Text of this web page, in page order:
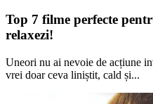
Top 7 filme perfecte
relaxezi!
Uneori nu ai nevoie de acțiune
vrei doar ceva liniștit, cald și...